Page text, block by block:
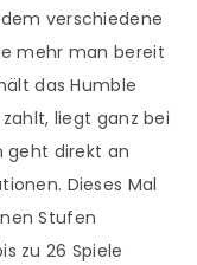
verschiedene
mehr man bereit
das Humble
liegt ganz bei
geht direkt an
Dieses Mal
Stufen
zu 26 Spiele